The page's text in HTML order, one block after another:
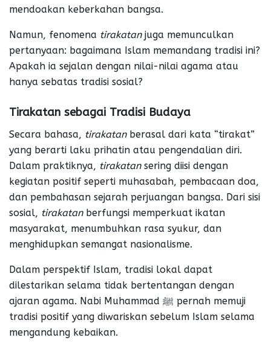
mendoakan keberkahan bangsa.
Namun, fenomena tirakatanjuga memunculkan
pertanyaan: bagaimana Islam memandang tradisi ini?
Apakah ia sejalan dengan nilai-nilai agama atau
hanya sebatas tradisi sosial?
Tirakatan sebagai Tradisi Budaya
Secara bahasa, tirakatanberasal dari kata “tirakat”
yang berarti laku prihatin atau pengendalian diri.
Dalam praktiknya, tirakatansering diisi dengan
kegiatan positif seperti muhasabah, pembacaan doa,
dan pembahasan sejarah perjuangan bangsa. Dari sisi
sosial, tirakatanberfungsi memperkuat ikatan
masyarakat, menumbuhkan rasa syukur, dan
menghidupkan semangat nasionalisme.
Dalam perspektif Islam, tradisi lokal dapat
dilestarikan selama tidak bertentangan dengan
ajaran agama. Nabi Muhammad ﷺ pernah memuji
tradisi positif yang diwariskan sebelum Islam selama
mengandung kebaikan.